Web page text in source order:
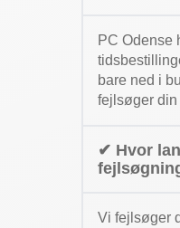
PC Odense
bare ned i
fejlsøger din
✔ Hvor
Vi fejlsøger